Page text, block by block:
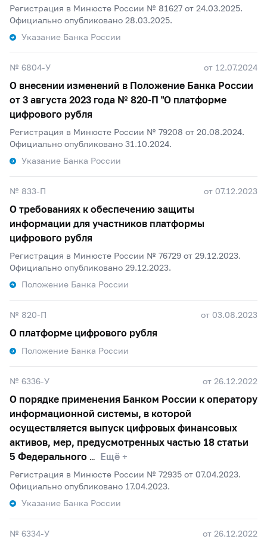
Регистрация в Минюсте России № 81627 от 24.03.2025.
Официально опубликовано 28.03.2025.
Указание Банка России
№ 6804-У от 12.07.2024
О внесении изменений в Положение Банка России
от 3 августа 2023 года № 820-П "О платформе
цифрового рубля
Регистрация в Минюсте России № 79208 от 20.08.2024.
Официально опубликовано 31.10.2024.
Указание Банка России
№ 833-П от 07.12.2023
О требованиях к обеспечению защиты
информации для участников платформы
цифрового рубля
Регистрация в Минюсте России № 76729 от 29.12.2023.
Официально опубликовано 29.12.2023.
Положение Банка России
№ 820-П от 03.08.2023
О платформе цифрового рубля
Положение Банка России
№ 6336-У от 26.12.2022
О порядке применения Банком России к оператору
информационной системы, в которой
осуществляется выпуск цифровых финансовых
активов, мер, предусмотренных частью 18 статьи
5 Федерального
Ещё +
Регистрация в Минюсте России № 72935 от 07.04.2023.
Официально опубликовано 17.04.2023.
Указание Банка России
№ 6334-У от 26.12.2022